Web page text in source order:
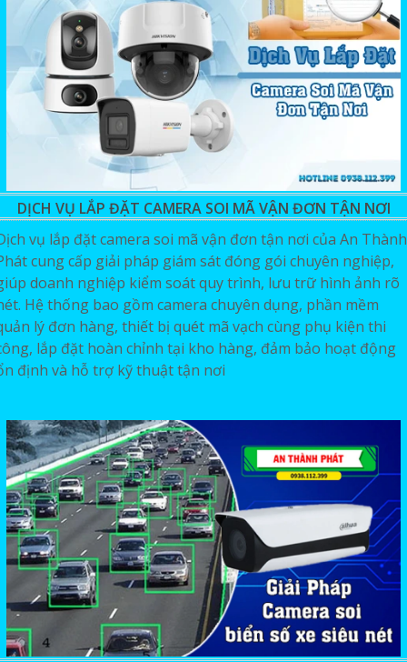
DỊCH VỤ LẮP ĐẶT CAMERA SOI MÃ VẬN ĐƠN TẬN NƠI
vụ lắp đặt camera soi mã vận đơn tận nơi của An Thành
cung cấp giải pháp giám sát đóng gói chuyên nghiệp,
doanh nghiệp kiểm soát quy trình, lưu trữ hình ảnh rõ
Hệ thống bao gồm camera chuyên dụng, phần mềm
lý đơn hàng, thiết bị quét mã vạch cùng phụ kiện thi
lắp đặt hoàn chỉnh tại kho hàng, đảm bảo hoạt động
định và hỗ trợ kỹ thuật tận nơi